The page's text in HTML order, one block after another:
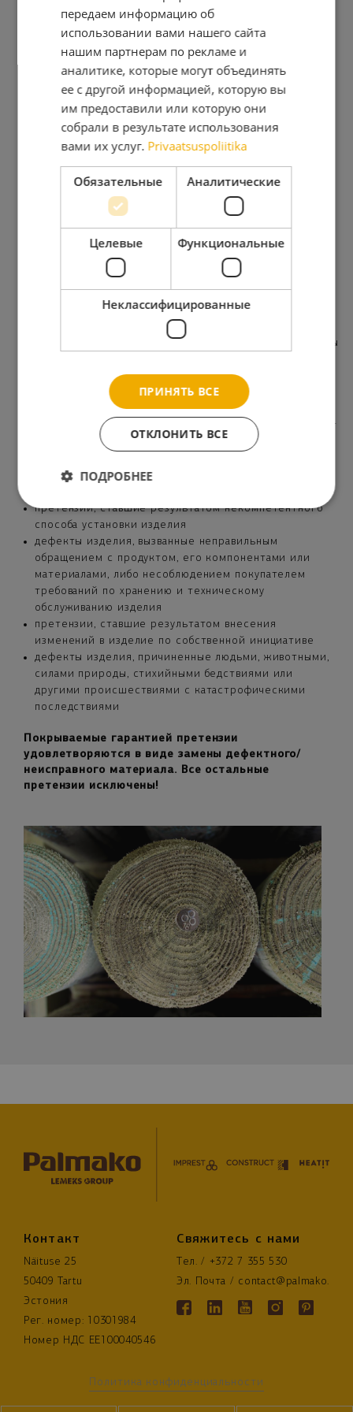
инструкции, прилагаемой к товару!
ГАРАНТИЙНЫЕ СЛУЧАИ
конструктивные дефекты
отсутствующие детали
использование материалов, не соответствующих
применимым требованиям к качеству, а также все
остальные дефекты изделия, которые могут
привести к его несоответствию условиям контракта.
ГАРАНТИЯ НЕ РАСПРОСТРАНЯЕТСЯ НА
СЛЕДУЮЩЕЕ
особенности дерева как природного материала
уже покрашенные (обработанные консервантом)
деревянные детали
деревянные детали, содержащие целые ветви,
которые не нарушают стабильность изделия
изменения оттенка, вызванные различиями в
структуре дерева, которые не влияют на срок службы
деревянные детали с возникшими в процессе сушки
небольшими и несквозными трещинами/щелями,
которые не влияют на конструкцию изделия
деревянные детали с перекосом, который не мешает
их установке
участками на скрытых поверхностях, цветовыми
претензии, ставшие результатом некомпетентного
способа установки изделия
дефекты изделия, вызванные неправильным
обращением с продуктом, его компонентами или
материалами, либо несоблюдением покупателем
требований по хранению и техническому
обслуживанию изделия
претензии, ставшие результатом внесения
изменений в изделие по собственной инициативе
дефекты изделия, причиненные людьми, животными,
силами природы, стихийными бедствиями или
другими происшествиями с катастрофическими
последствиями
Покрываемые гарантией претензии
удовлетворяются в виде замены дефектного/
неисправного материала. Все остальные
претензии исключены!
Контакт
Näituse 25
50409 Tartu
Эстония
Рег. номер: 10301984
Номер НДС EE100040546
Свяжитесь с нами
Тел. / +372 7 355 530
Эл. Почта / contact@palmako.ee
Политика конфиденциальности
SPANISH
FRENCH
ITALIAN
PORTUGESE
передаем информацию об
использовании вами нашего сайта
нашим партнерам по рекламе и
аналитике, которые могут объединять
ее с другой информацией, которую вы
им предоставили или которую они
собрали в результате использования
вами их услуг. Privaatsuspoliitika
Обязательные Аналитические
Целевые Функциональные
Неклассифицированные
ПРИНЯТЬ ВСЕ
ОТКЛОНИТЬ ВСЕ
ПОДРОБНЕЕ